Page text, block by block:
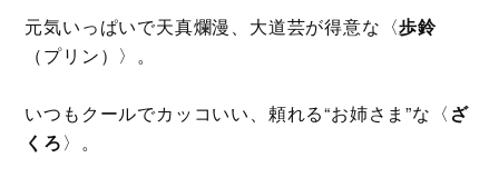
元気いっぱいで天真爛漫、大道芸が得意な〈歩鈴
（プリン）〉。
いつもクールでカッコいい、頼れる“お姉さま”な〈 ざ
くろ〉。